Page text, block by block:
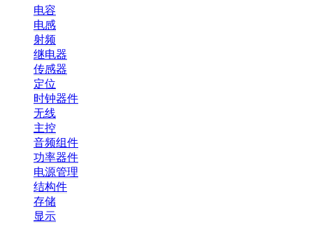
电容
电感
射频
继电器
传感器
定位
时钟器件
无线
主控
音频组件
功率器件
电源管理
结构件
存储
显示